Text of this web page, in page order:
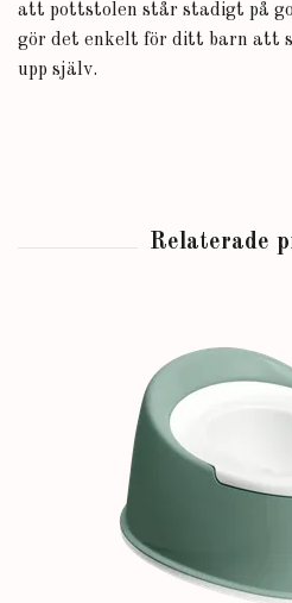
att pottstolen står stadigt på
gör det enkelt för ditt barn att
upp själv.